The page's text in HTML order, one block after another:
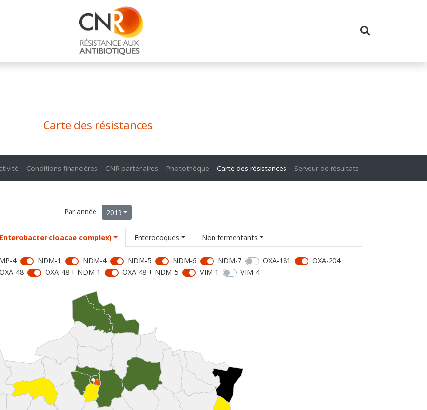
Carte des résistances
Conditions financières CNR partenaires Photothèque Carte des résistances Serveur de résultats
Par année : 2019
cloacae complex) Enterocoques Non fermentants
4 NDM-1 NDM-4 NDM-5 NDM-6 NDM-7 OXA-181
OXA-204
OXA-48 OXA-48 + NDM-1 OXA-48 + NDM-5 VIM-1 VIM-4